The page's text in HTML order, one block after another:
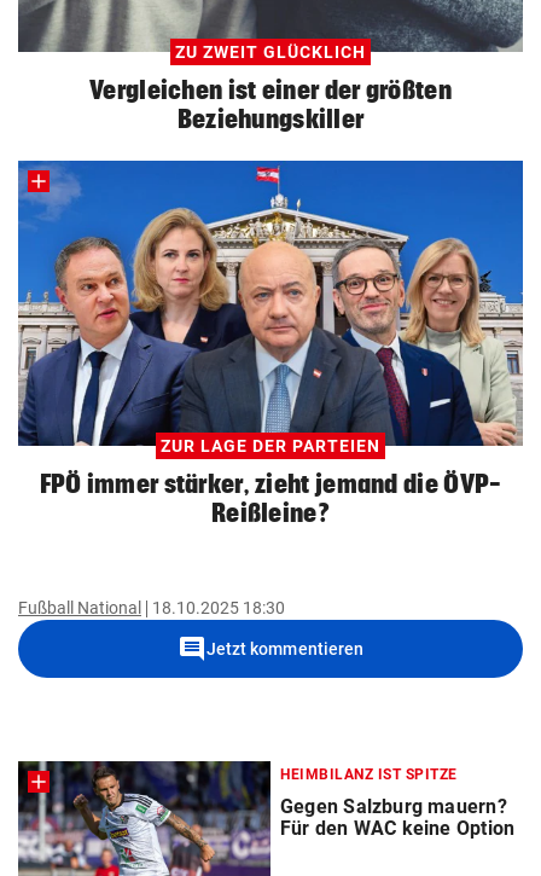
ZU ZWEIT GLÜCKLICH
Vergleichen ist einer der größten
Beziehungskiller
ZUR LAGE DER PARTEIEN
FPÖ immer stärker, zieht jemand die ÖVP-
Reißleine?
Fußball National 18.10.2025 18:30
commentJetzt kommentieren
HEIMBILANZ IST SPITZE
Gegen Salzburg mauern?
Für den WAC keine Option